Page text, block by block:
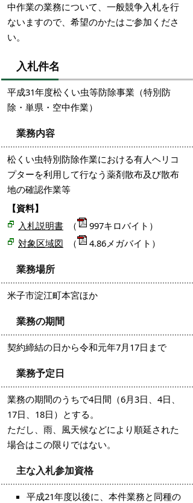
中作業の業務について、一般競争入札を行
ないますので、希望のかたはご参加くださ
い。
入札件名
平成31年度松くい虫等防除事業（特別防
除・単県・空中作業）
業務内容
松くい虫特別防除作業における有人ヘリコ
プターを利用して行なう薬剤散布及び散布
地の確認作業等
【資料】
入札説明書 （
997キロバイト）
対象区域図 （ 4.86メガバイト）
業務場所
米子市淀江町本宮ほか
業務の期間
契約締結の日から令和元年7月17日まで
業務予定日
業務の期間のうちで4日間（6月3日、4日、
17日、18日）とする。
ただし、雨、風天候などにより順延された
場合はこの限りではない。
主な入札参加資格
平成21年度以後に、本件業務と同種の